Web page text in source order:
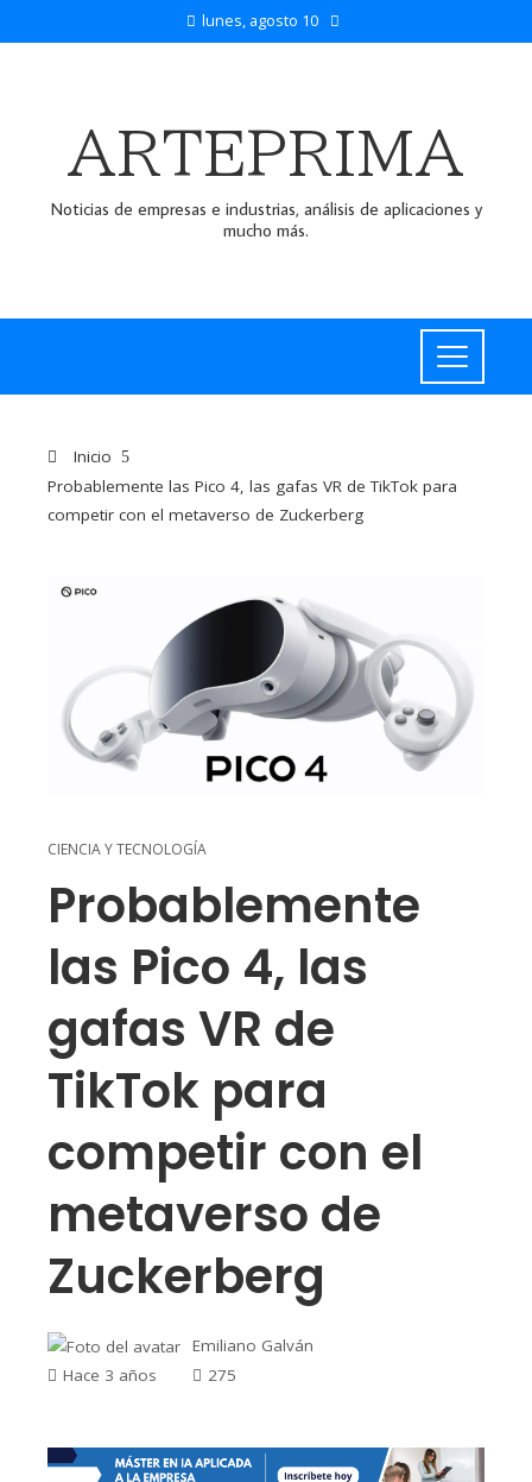
lunes, agosto 10
ARTEPRIMA
Noticias de empresas e industrias, análisis de aplicaciones y
mucho más.
Inicio
Probablemente las Pico 4, las gafas VR de TikTok para
competir con el metaverso de Zuckerberg
CIENCIA Y TECNOLOGÍA
Probablemente
las Pico 4, las
gafas VR de
TikTok para
competir con el
metaverso de
Zuckerberg
Emiliano Galván
Hace 3 años
275